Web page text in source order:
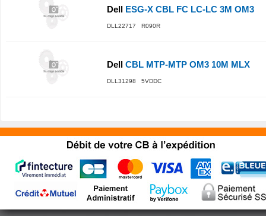
Dell ESG-X CBL FC LC-LC 3M OM3
DLL22717 R090R
Dell CBL MTP-MTP OM3 10M MLX
DLL31298 5VDDC